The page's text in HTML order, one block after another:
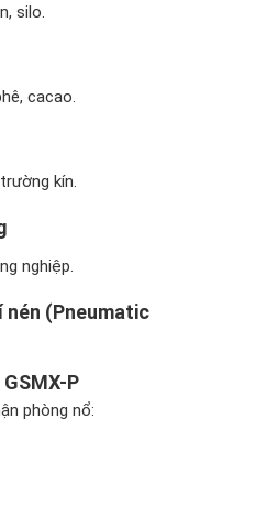
silo.
cacao.
kín.
nghiệp.
nén (Pneumatic
P
phòng nổ: